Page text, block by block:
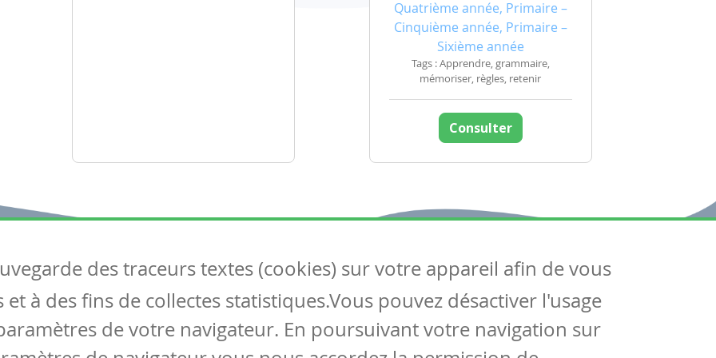
Quatrième année, Primaire –
Cinquième année, Primaire –
Sixième année
Tags : Apprendre, grammaire,
mémoriser, règles, retenir
Consulter
Articles
Tous les articles
Articles DYS
Suivez-nous
Contactez-nous
Soutien scolaire
des traceurs textes (cookies) sur votre appareil afin de vous
à des fins de collectes statistiques.Vous pouvez désactiver l'usage
de votre navigateur. En poursuivant votre navigation sur